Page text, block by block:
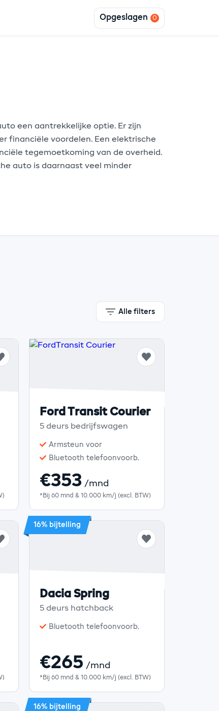
Opgeslagen
een aantrekkelijke optie. Er zijn
financiële voordelen. Een elektrische
tegemoetkoming van de overheid.
auto is daarnaast veel minder
Alle filters
Ford Transit Courier
5 deurs bedrijfswagen
Armsteun voor
Bluetooth telefoonvoorb.
€353 /mnd
*Bij 60 mnd & 10.000 km/j (excl. BTW)
16% bijtelling
Dacia Spring
5 deurs hatchback
Bluetooth telefoonvoorb.
€265 /mnd
*Bij 60 mnd & 10.000 km/j (excl. BTW)
16% bijtelling